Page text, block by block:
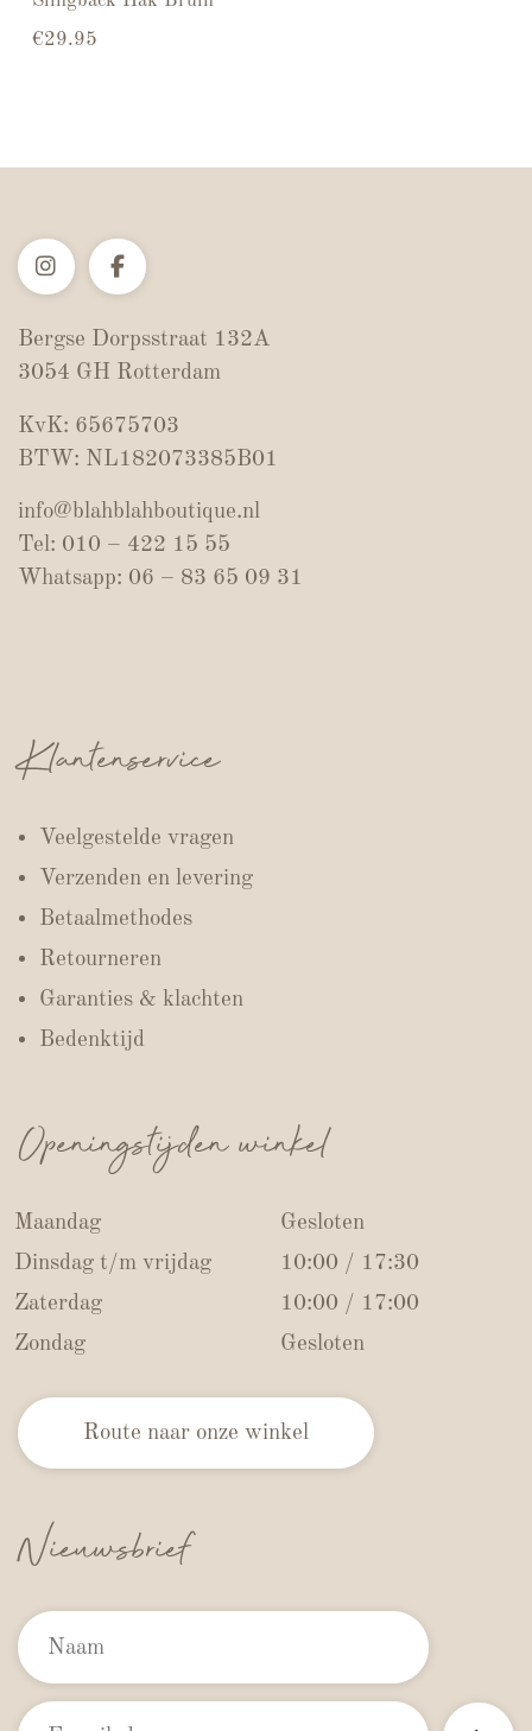
€29.95
Bergse Dorpsstraat 132A
3054 GH Rotterdam
KvK: 65675703
BTW: NL182073385B01
info@blahblahboutique.nl
Tel: 010 – 422 15 55
Whatsapp: 06 – 83 65 09 31
Klantenservice
Veelgestelde vragen
Verzenden en levering
Betaalmethodes
Retourneren
Garanties & klachten
Bedenktijd
Openingstijden winkel
Maandag
Gesloten
Dinsdag t/m vrijdag
10:00 / 17:30
Zaterdag
10:00 / 17:00
Zondag
Gesloten
Route naar onze winkel
Nieuwsbrief